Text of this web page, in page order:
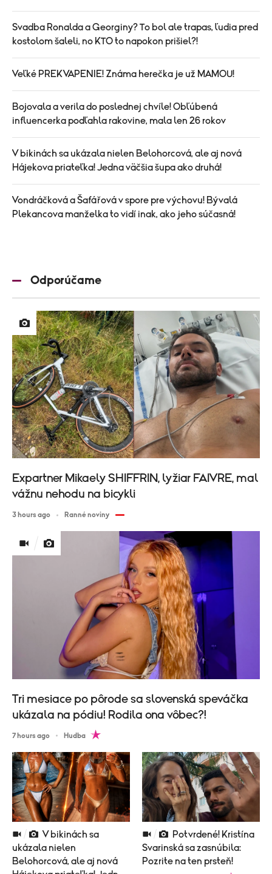
Svadba Ronalda a Georginy? To bol ale trapas, ľudia pred
kostolom šaleli, no KTO to napokon prišiel?!
Veľké PREKVAPENIE! Známa herečka je už MAMOU!
Bojovala a verila do poslednej chvíle! Obľúbená
influencerka podľahla rakovine, mala len 26 rokov
V bikinách sa ukázala nielen Belohorcová, ale aj nová
Hájekova priateľka! Jedna väčšia šupa ako druhá!
Vondráčková a Šafářová v spore pre výchovu! Bývalá
Plekancova manželka to vidí inak, ako jeho súčasná!
Odporúčame
Expartner Mikaely SHIFFRIN, lyžiar FAIVRE, mal
vážnu nehodu na bicykli
3 hours ago Ranné noviny
Tri mesiace po pôrode sa slovenská speváčka
ukázala na pódiu! Rodila ona vôbec?!
7 hours ago Hudba
ukázala nielen
Belohorcová, ale aj nová
Svarinská sa zasnúbila:
Pozrite na ten prsteň!